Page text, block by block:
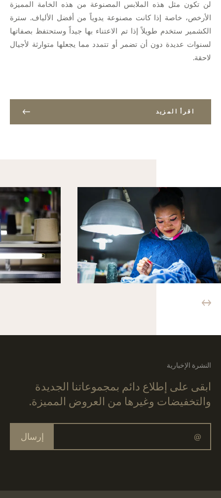
لن تكون مثل هذه الملابس المصنوعة من هذه الخامة المميزة
الأرخص، خاصة إذا كانت مصنوعة يدوياً من أفضل الألياف. سترة
الكشمير ستخدم طويلاً إذا تم الاعتناء بها جيداً وستحتفظ بصفاتها
لسنوات عديدة دون أن تضمر أو تتمدد مما يجعلها متوارثة لأجيال
لاحقة.
اقرأ المزيد
النشرة الإخبارية
ابقى على إطلاع دائم بمجموعاتنا الجديدة
والتخفيضات وغيرها من العروض المميزة.
إرسال